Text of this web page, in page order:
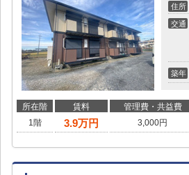
住所
交通
築年
所在階 賃料 管理費・共益費
1階
3.9万円 3,000円